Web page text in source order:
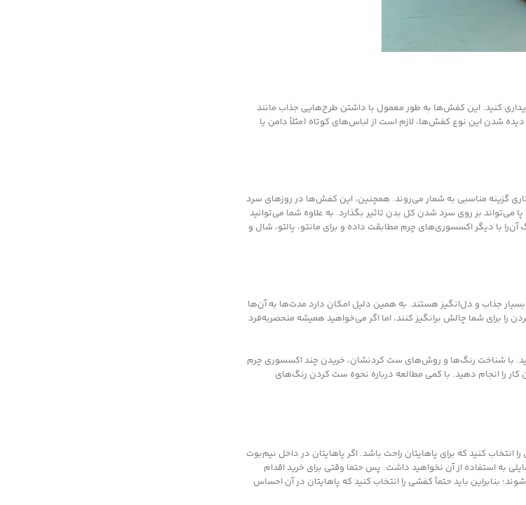
کنید. این کفش‌ها به طور معمول با داشتن طرح‌هایی جذاب مانند
شدن این نوع کفش‌ها، لازم است از لباس‌های کوتاه (مثلاً دامن یا
گزینه مناسبی به شمار می‌روند. همچنین، این کفش‌ها در روزهای سرد
بر روی سرد شدن کل بدن تاثیر بگذارد. به علاوه شما می‌توانید
با دیگر اکسسوری‌های چرم مطابقت داده و برای مانتو، پالتو، شال و
جذاب و دل‌انگیز هستند. به همین دلیل امکان دارد مدت‌ها به آن‌ها
را برای شما چالش برانگیز کنند، اما اگر می‌خواهید همیشه منحصربه‌فرد
با شناخت رنگ‌ها و روش‌های ست کردنشان، خریدن چند اکسسوری چرم
را انجام دهید. با کمی مطالعه درباره نحوه ست کردن رنگ‌های
انتخاب کنید که برای پاهایتان راحت باشد. اگر پاهایتان در داخل نیم‌بوت
به استفاده از آن نخواهید داشت. پس حتما وقتی برای خرید اقدام
بنابراین باید حتماً کفشی را انتخاب کنید که پاهایتان در آن احساس